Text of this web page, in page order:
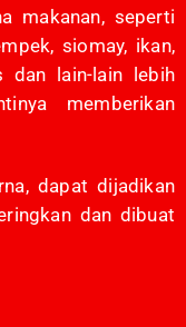
makanan, seperti
siomay, ikan,
dan lain-lain lebih
memberikan
dapat dijadikan
dan dibuat